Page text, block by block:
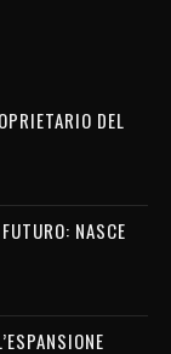
DEL
NASCE